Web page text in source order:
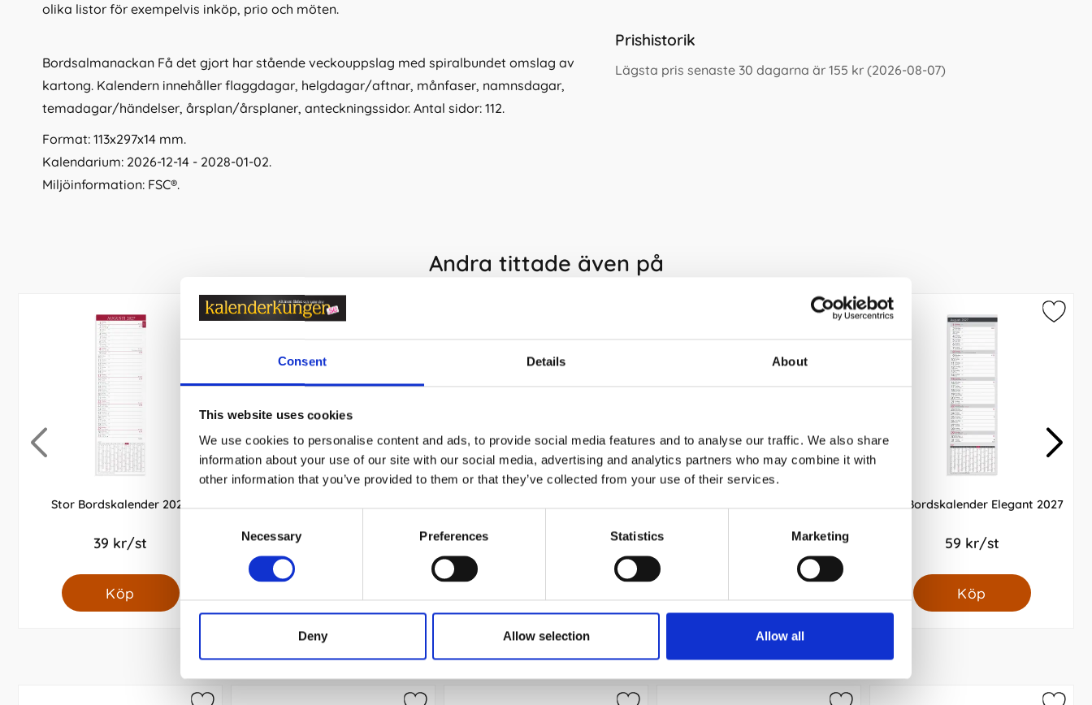
Consent Details About
This website uses cookies
We use cookies to personalise content and ads, to provide social media features and to analyse our traffic. We also share
information about your use of our site with our social media, advertising and analytics partners who may combine it with
other information that you’ve provided to them or that they’ve collected from your use of their services.
Necessary Preferences Statistics Marketing
Deny Allow selection Allow all
olika listor för exempelvis inköp, prio och möten.
Bordsalmanackan Få det gjort har stående veckouppslag med spiralbundet omslag av
kartong. Kalendern innehåller flaggdagar, helgdagar/aftnar, månfaser, namnsdagar,
temadagar/händelser, årsplan/årsplaner, anteckningssidor. Antal sidor: 112.
Format: 113x297x14 mm.
Kalendarium: 2026-12-14 - 2028-01-02.
Miljöinformation: FSC®.
Prishistorik
Lägsta pris senaste 30 dagarna är 155 kr (2026-08-07)
Andra tittade även på
Stor Bordskalender 2027
39 kr/st
Köp
Kalender 2027 Stor Plankalender
Veckokalendern Humor 2027 Musmatta med månadsblock 2027 Stor Bordskalender Elegant 2027
59 kr/st
Köp
Andra köpte även